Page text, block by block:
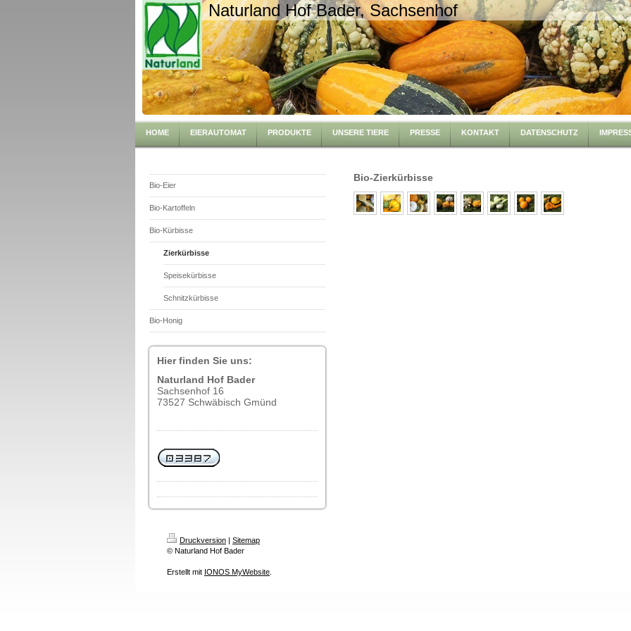
Naturland Hof Bader, Sachsenhof
HOME EIERAUTOMAT PRODUKTE UNSERE TIERE PRESSE KONTAKT DATENSCHUTZ
Bio-Eier
Bio-Kartoffeln
Bio-Kürbisse
Zierkürbisse
Speisekürbisse
Schnitzkürbisse
Bio-Honig
Hier finden Sie uns:
Naturland Hof Bader
Sachsenhof 16
73527 Schwäbisch Gmünd
Bio-Zierkürbisse
Druckversion | Sitemap
© Naturland Hof Bader
Erstellt mit IONOS MyWebsite